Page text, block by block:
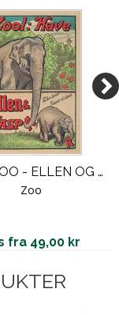
Z 19. - ZOO - ELLEN OG KASPAR
Zoo
fra 49,00 kr